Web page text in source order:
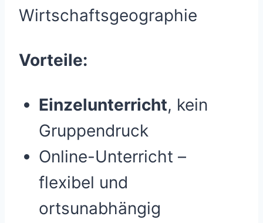
Wirtschaftsgeographie
Vorteile:
Einzelunterricht, kein
Gruppendruck
Online-Unterricht –
flexibel und
ortsunabhängig